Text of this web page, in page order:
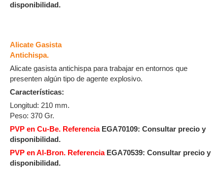
disponibilidad.
Alicate Gasista
Antichispa.
Alicate gasista antichispa para trabajar en entornos que
presenten algún tipo de agente explosivo.
Características:
Longitud: 210 mm.
Peso: 370 Gr.
PVP en Cu-Be. ReferenciaEGA70109: Consultar precio y
disponibilidad.
PVP en Al-Bron. ReferenciaEGA70539: Consultar precio y
disponibilidad.